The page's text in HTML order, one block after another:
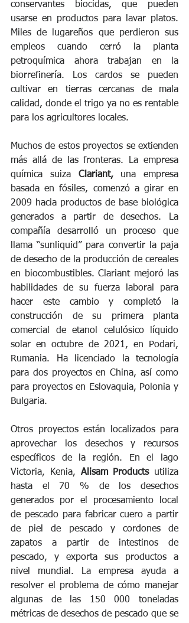
conservantes biocidas, que pueden
usarse en productos para lavar platos.
Miles de lugareños que perdieron sus
empleos cuando cerró la planta
petroquímica ahora trabajan en la
biorrefinería. Los cardos se pueden
cultivar en tierras cercanas de mala
calidad, donde el trigo ya no es rentable
para los agricultores locales.
Muchos de estos proyectos se extienden
más allá de las fronteras. La empresa
química suiza Clariant, una empresa
basada en fósiles, comenzó a girar en
2009 hacia productos de base biológica
generados a partir de desechos. La
compañía desarrolló un proceso que
llama “sunliquid” para convertir la paja
de desecho de la producción de cereales
en biocombustibles. Clariant mejoró las
habilidades de su fuerza laboral para
hacer este cambio y completó la
construcción de su primera planta
comercial de etanol celulósico líquido
solar en octubre de 2021, en Podari,
Rumania. Ha licenciado la tecnología
para dos proyectos en China, así como
para proyectos en Eslovaquia, Polonia y
Bulgaria.
Otros proyectos están localizados para
aprovechar los desechos y recursos
específicos de la región. En el lago
Victoria, Kenia, Alisam Products utiliza
hasta el 70 % de los desechos
generados por el procesamiento local
de pescado para fabricar cuero a partir
de piel de pescado y cordones de
zapatos a partir de intestinos de
pescado, y exporta sus productos a
nivel mundial. La empresa ayuda a
resolver el problema de cómo manejar
algunas de las 150 000 toneladas
métricas de desechos de pescado que se